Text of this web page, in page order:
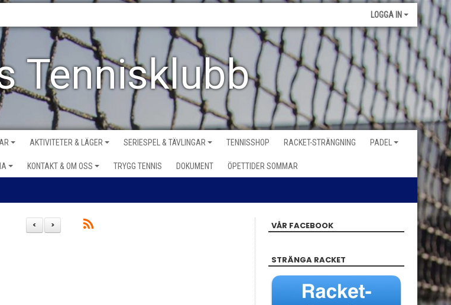
LOGGA IN
Tennisklubb
AKTIVITETER & LÄGER SERIESPEL & TÄVLINGAR TENNISSHOP RACKET-STRÄNGNING PADEL
KONTAKT & OM OSS TRYGG TENNIS DOKUMENT ÖPETTIDER SOMMAR
>
< VÅR FACEBOOK
STRÄNGA RACKET